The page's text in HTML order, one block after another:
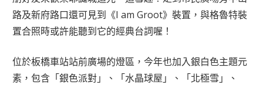
路及新府路口還可見到《I am Groot》裝置，與格魯特裝
置合照時或許能聽到它的經典台詞喔！
位於板橋車站站前廣場的燈區，今年也加入銀白色主題元
素，包含「銀色派對」、「水晶球屋」、「北極雪」、